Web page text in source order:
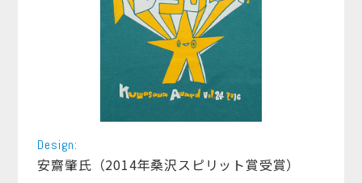
Design:
安齋肇氏（2014年桑沢スピリット賞受賞）